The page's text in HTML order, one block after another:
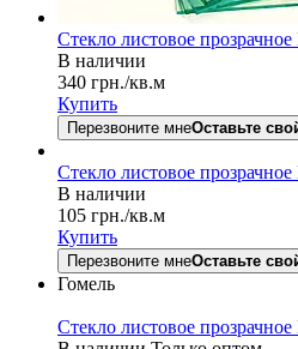
Стекло листовое
В наличии
340 грн./кв.м
Купить
Перезвоните мнеОставьте
Стекло листовое
В наличии
105 грн./кв.м
Купить
Перезвоните мнеОставьте
Гомель
Стекло листовое